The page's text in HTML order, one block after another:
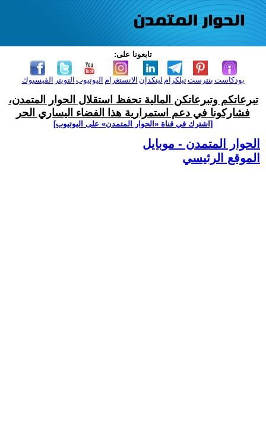
تابعونا على:
الفيسبوك التويتر اليوتيوب الانستغرام لينكدإن تيلكرامبنترست بودكاست
تبرعاتكم وتبرعاتكن المالية تحفظ استقلال الحوار المتمدن،
فشاركونا في دعم استمرارية هذا الفضاء اليساري الحر
[اشترك في قناة ‫«الحوار المتمدن» على اليوتيوب]
الحوار المتمدن - موبايل
الموقع الرئيسي